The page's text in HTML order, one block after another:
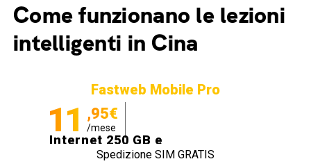
Come funzionano le lezioni
intelligenti in Cina
Fastweb Mobile Pro
11 ,95€
/mese
Internet 250 GB e
Minuti illimitati
Spedizione SIM GRATIS